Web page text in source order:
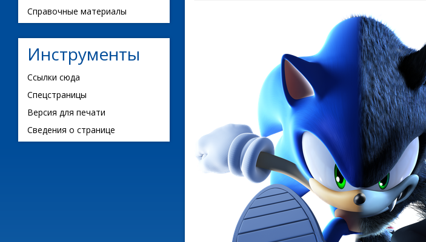
Справочные материалы
Инструменты
Ссылки сюда
Спецстраницы
Версия для печати
Сведения о странице